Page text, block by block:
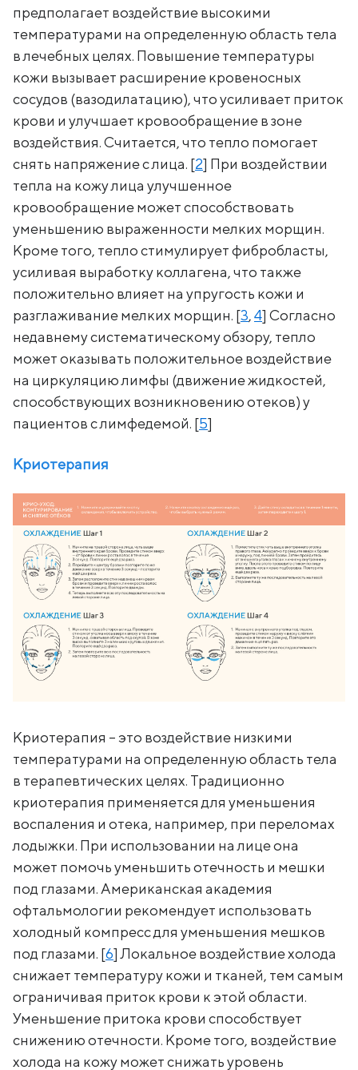
предполагает воздействие высокими
температурами на определенную область тела
в лечебных целях. Повышение температуры
кожи вызывает расширение кровеносных
сосудов (вазодилатацию), что усиливает приток
крови и улучшает кровообращение в зоне
воздействия. Считается, что тепло помогает
снять напряжение с лица. [2] При воздействии
тепла на кожу лица улучшенное
кровообращение может способствовать
уменьшению выраженности мелких морщин.
Кроме того, тепло стимулирует фибробласты,
усиливая выработку коллагена, что также
положительно влияет на упругость кожи и
разглаживание мелких морщин. [3,4] Согласно
недавнему систематическому обзору, тепло
может оказывать положительное воздействие
на циркуляцию лимфы (движение жидкостей,
способствующих возникновению отеков) у
пациентов с лимфедемой. [5]
Криотерапия
Криотерапия – это воздействие низкими
температурами на определенную область тела
в терапевтических целях. Традиционно
криотерапия применяется для уменьшения
воспаления и отека, например, при переломах
лодыжки. При использовании на лице она
может помочь уменьшить отечность и мешки
под глазами. Американская академия
офтальмологии рекомендует использовать
холодный компресс для уменьшения мешков
под глазами. [6] Локальное воздействие холода
снижает температуру кожи и тканей, тем самым
ограничивая приток крови к этой области.
Уменьшение притока крови способствует
снижению отечности. Кроме того, воздействие
холода на кожу может снижать уровень